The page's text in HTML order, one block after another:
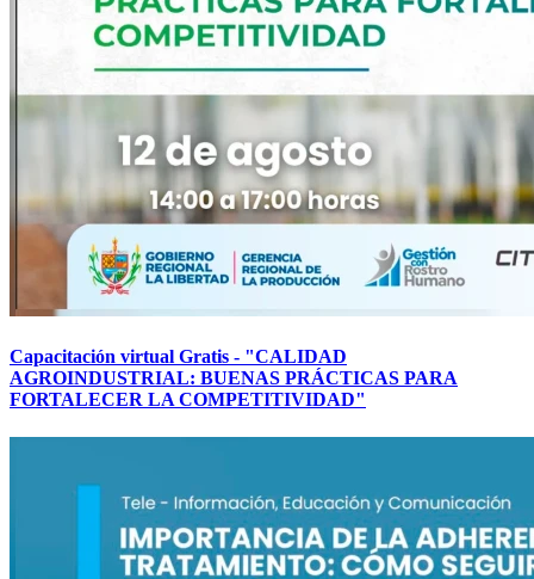
Capacitación virtual Gratis - "CALIDAD
AGROINDUSTRIAL: BUENAS PRÁCTICAS PARA
FORTALECER LA COMPETITIVIDAD"